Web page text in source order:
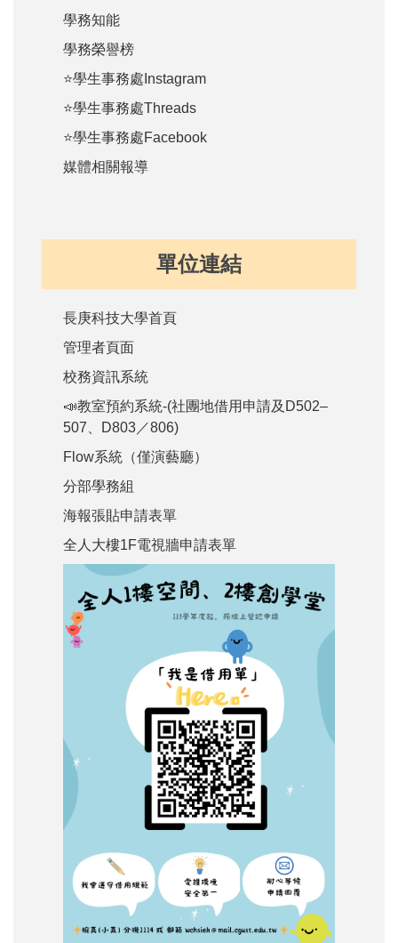
學務知能
學務榮譽榜
⭐學生事務處Instagram
⭐學生事務處Threads
⭐學生事務處Facebook
媒體相關報導
單位連結
長庚科技大學首頁
管理者頁面
校務資訊系統
📣教室預約系統-(社團地借用申請及D502–
507、D803／806)
Flow系統（僅演藝廳）
分部學務組
海報張貼申請表單
全人大樓1F電視牆申請表單